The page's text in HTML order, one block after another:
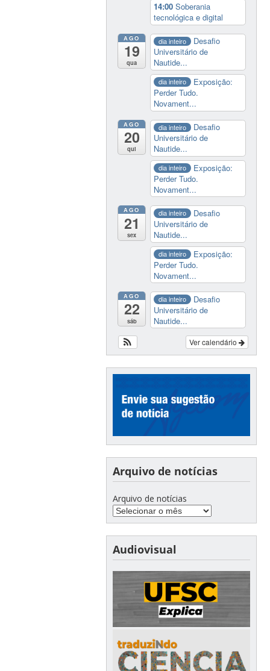
14:00Soberania
tecnológica e digital
AGO
19
qua
dia inteiro
Desafio
Universitário de
Nautide...
dia inteiro
Exposição:
Perder Tudo.
Novament...
AGO
20
qui
dia inteiro
Desafio
Universitário de
Nautide...
dia inteiro
Exposição:
Perder Tudo.
Novament...
AGO
21
sex
dia inteiro
Desafio
Universitário de
Nautide...
dia inteiro
Exposição:
Perder Tudo.
Novament...
AGO
22
sáb
dia inteiro
Desafio
Universitário de
Nautide...
Ver calendário
Arquivo de notícias
Arquivo de notícias
Audiovisual